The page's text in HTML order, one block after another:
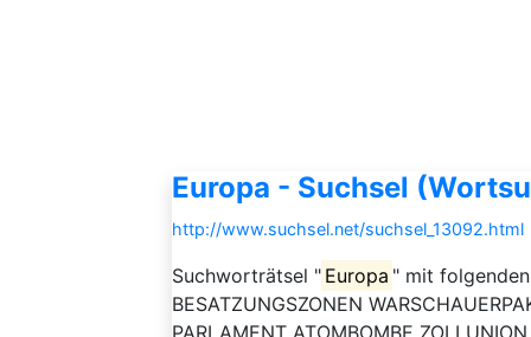
Europa - Suchsel
http://www.suchsel.net/suchsel_13092.html
Suchworträtsel " Europa " mit
BESATZUNGSZONEN
PARLAMENT ATOMBOMBE